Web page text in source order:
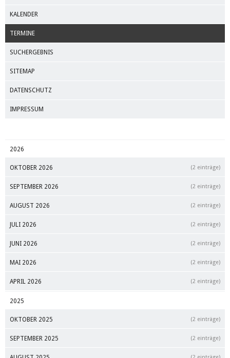
KALENDER
TERMINE
SUCHERGEBNIS
SITEMAP
DATENSCHUTZ
IMPRESSUM
2026
OKTOBER 2026 (2 einträge)
SEPTEMBER 2026 (2 einträge)
AUGUST 2026 (2 einträge)
JULI 2026 (2 einträge)
JUNI 2026 (2 einträge)
MAI 2026 (2 einträge)
APRIL 2026 (2 einträge)
2025
OKTOBER 2025 (2 einträge)
SEPTEMBER 2025 (2 einträge)